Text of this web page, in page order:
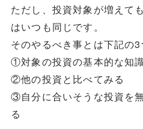
ただし、投資対象が増えて
はいつも同じです。
そのやるべき事とは下記の3
①対象の投資の基本的な知
②他の投資と比べてみる
③自分に合いそうな投資を
る